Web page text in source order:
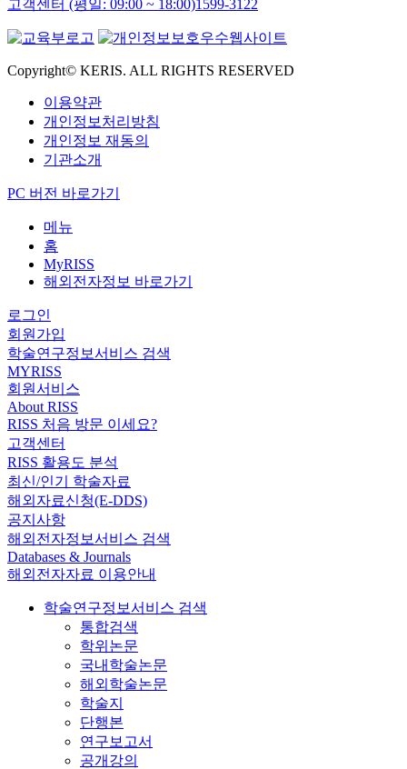
고객센터 (평일: 09:00 ~ 18:00)1599-3122
Copyright© KERIS. ALL RIGHTS RESERVED
이용약관
개인정보처리방침
개인정보 재동의
기관소개
PC 버전 바로가기
메뉴
홈
MyRISS
해외전자정보 바로가기
로그인
회원가입
학술연구정보서비스 검색
MYRISS
회원서비스
About RISS
RISS 처음 방문 이세요?
고객센터
RISS 활용도 분석
최신/인기 학술자료
해외자료신청(E-DDS)
공지사항
해외전자정보서비스 검색
Databases & Journals
해외전자자료 이용안내
학술연구정보서비스 검색
통합검색
학위논문
국내학술논문
해외학술논문
학술지
단행본
연구보고서
공개강의